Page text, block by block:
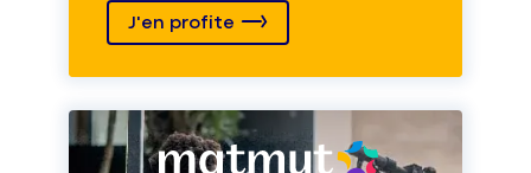
J'en profite